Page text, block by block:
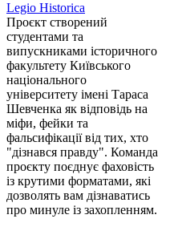
Legio Historica
Проєкт створений
студентами та
випускниками історичного
факультету Київського
національного
університету імені Тараса
Шевченка як відповідь на
міфи, фейки та
фальсифікації від тих, хто
"дізнався правду". Команда
проєкту поєднує фаховість
із крутими форматами, які
дозволять вам дізнаватись
про минуле із захопленням.